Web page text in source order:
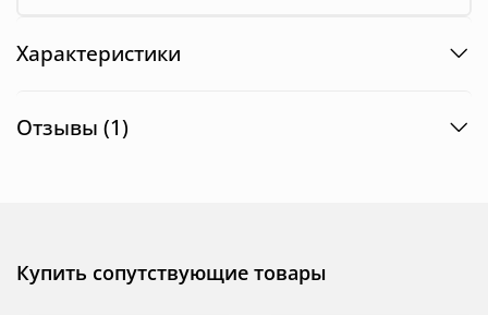
Характеристики
Отзывы (1)
Купить сопутствующие товары